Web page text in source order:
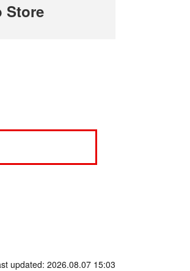
Store
updated: 2026.08.07 15:03